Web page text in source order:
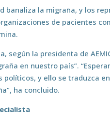
banaliza la migraña, y los
de pacientes
según la presidenta de
en nuestro país”.
políticos, y ello se traduzca
ha concluido.